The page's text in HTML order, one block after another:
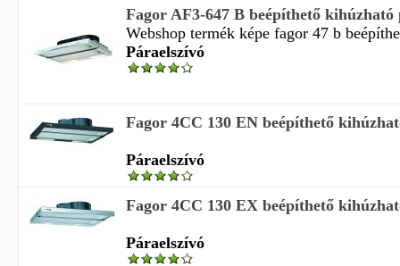
Fagor AF3-647 B beépíthető kihúzható
Webshop termék képe fagor 47 b
Páraelszívó
Fagor 4CC 130 EN beépíthető
Páraelszívó
Fagor 4CC 130 EX beépíthető
Páraelszívó